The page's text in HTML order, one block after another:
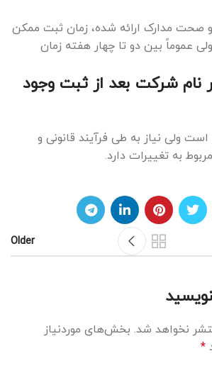
صحت مدارک ارائه شده، زمان ثبت ممکن
عموماً بین دو تا چهار هفته زمان
نام شرکت بعد از ثبت وجود
ولی نیاز به طی فرآیند قانونی و
به تغییرات دارد.
Older
نخواهد شد. بخش‌های موردنیاز
*